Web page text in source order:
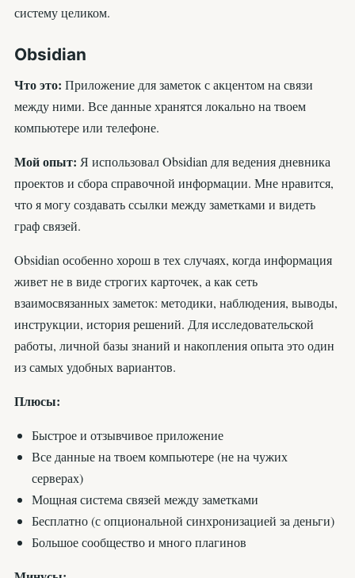
систему целиком.
Obsidian
Что это: Приложение для заметок с акцентом на связи
между ними. Все данные хранятся локально на твоем
компьютере или телефоне.
Мой опыт: Я использовал Obsidian для ведения дневника
проектов и сбора справочной информации. Мне нравится,
что я могу создавать ссылки между заметками и видеть
граф связей.
Obsidian особенно хорош в тех случаях, когда информация
живет не в виде строгих карточек, а как сеть
взаимосвязанных заметок: методики, наблюдения, выводы,
инструкции, история решений. Для исследовательской
работы, личной базы знаний и накопления опыта это один
из самых удобных вариантов.
Плюсы:
Быстрое и отзывчивое приложение
Все данные на твоем компьютере (не на чужих
серверах)
Мощная система связей между заметками
Бесплатно (с опциональной синхронизацией за деньги)
Большое сообщество и много плагинов